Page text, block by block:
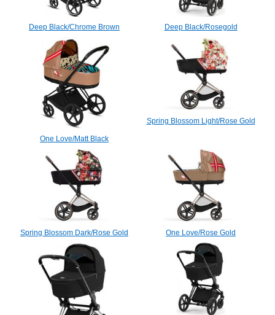
Deep Black/Chrome Brown Deep Black/Rosegold
One Love/Matt Black
Spring Blossom Light/Rose Gold
Spring Blossom Dark/Rose Gold One Love/Rose Gold